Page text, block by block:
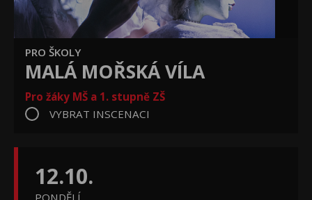
PRO ŠKOLY
MALÁ MOŘSKÁ VÍLA
Pro žáky MŠ a 1. stupně ZŠ
VYBRAT INSCENACI
12.10.